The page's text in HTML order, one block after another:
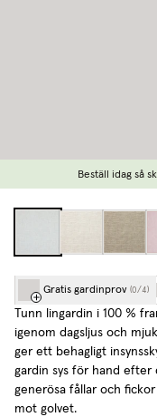
Beställ idag så
Gratis gardinprov (0/4)
Tunn lingardin i 100 %
igenom dagsljus och
ger ett behagligt
gardin sys för hand efter
generösa fållar och
mot golvet.